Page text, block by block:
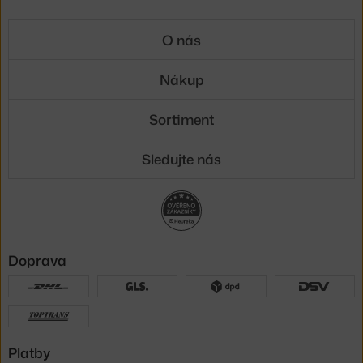
O nás
Nákup
Sortiment
Sledujte nás
Doprava
Platby